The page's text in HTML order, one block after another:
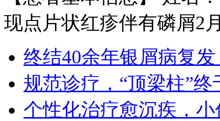
王宝旗 副主任医
1978年毕业于河北医科大学临床医学
专业（原博润医…【详情】
现点片状红疹伴有磷屑2
终结40余年银屑病复
规范诊疗，“顶梁柱”终
个性化治疗愈沉疾，小